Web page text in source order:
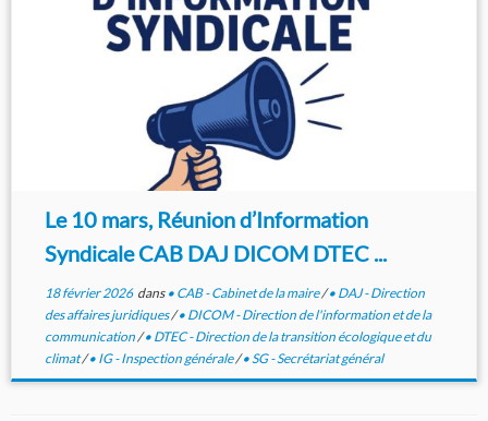
Le 10 mars, Réunion d’Information
Syndicale CAB DAJ DICOM DTEC ...
18 février 2026dans • CAB - Cabinet de la maire/• DAJ - Direction
des affaires juridiques/• DICOM - Direction de l'information et de la
communication/• DTEC - Direction de la transition écologique et du
climat/• IG - Inspection générale/• SG - Secrétariat général